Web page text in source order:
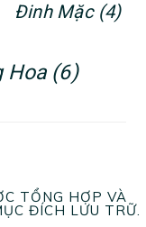
Đinh Mặc (4)
Hoa (6)
TỔNG HỢP VÀ
ĐÍCH LƯU TRỮ.